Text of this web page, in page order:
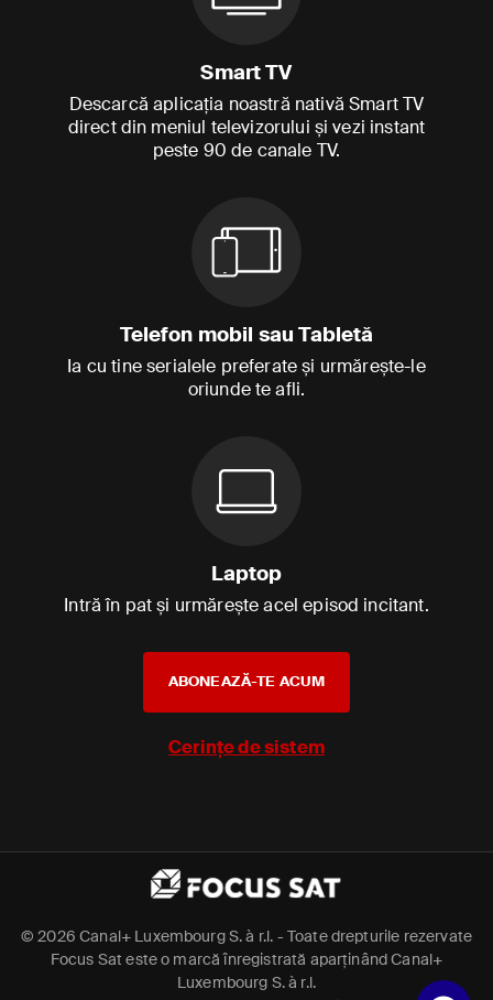
Smart TV
Descarcă aplicația noastră nativă Smart TV
direct din meniul televizorului și vezi instant
peste 90 de canale TV.
Telefon mobil sau Tabletă
Ia cu tine serialele preferate și urmărește-le
oriunde te afli.
Laptop
Intră în pat și urmărește acel episod incitant.
ABONEAZĂ-TE ACUM
Cerințe de sistem
©2026 Canal+ Luxembourg S. à r.l. - Toate drepturile rezervate
Focus Sat este o marcă înregistrată aparținând Canal+
Luxembourg S. à r.l.